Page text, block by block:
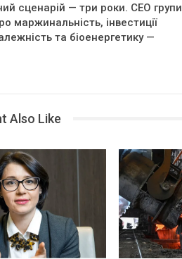
сценарій — три роки. СЕО групи
маржинальність, інвестиції
та біоенергетику —
Also Like